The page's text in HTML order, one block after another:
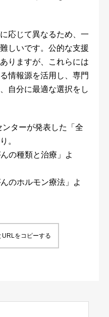
応じて異なるため、一
しいです。公的な支援
りますが、これらには
情報源を活用し、専門
自分に最適な選択をし
ターが発表した「全
。
の種類と治療」よ
のホルモン療法」よ
URLをコピーする